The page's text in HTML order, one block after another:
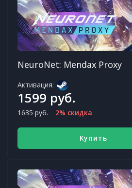
NeuroNet: Mendax Proxy
Активация:
1599 руб.
1635 руб. 2% скидка
Купить